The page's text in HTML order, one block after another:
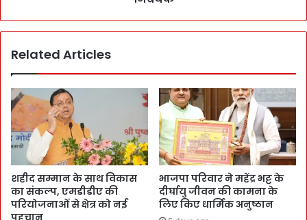
Related Articles
शहीद सम्मान के साथ विकास
का संकल्प, एमडीडीए की
परियोजनाओं से क्षेत्र को नई
पहचान
भाजपा परिवार ने महेंद्र भट्ट के
दीर्घायु जीवन की कामना के
लिए किए धार्मिक अनुष्ठान